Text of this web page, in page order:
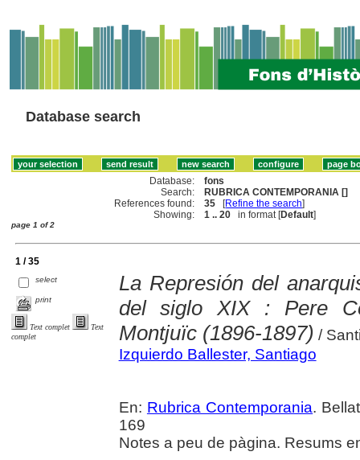
Database search
Database:
fons
Search:
RUBRICA CONTEMPORANIA []
References found:
35 [Refine the search]
Showing:
1 .. 20 in format [Default]
page 1 of 2
1 / 35
select
print
Text complet
Text
complet
La Represión del
del siglo XIX : Pere
Montjuïc (1896-1897) /
Izquierdo Ballester, Santiago
En: Rubrica Contemporania.
169
Notes a peu de pàgina. Resums